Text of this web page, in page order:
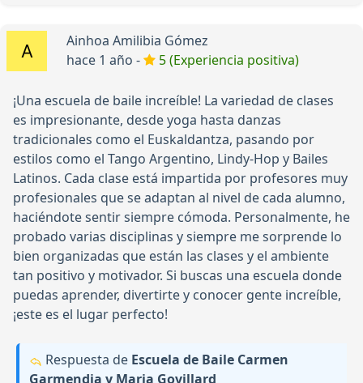
Ainhoa Amilibia Gómez
hace 1 año -
5 (Experiencia positiva)
¡Una escuela de baile increíble! La variedad de clases
es impresionante, desde yoga hasta danzas
tradicionales como el Euskaldantza, pasando por
estilos como el Tango Argentino, Lindy-Hop y Bailes
Latinos. Cada clase está impartida por profesores muy
profesionales que se adaptan al nivel de cada alumno,
haciéndote sentir siempre cómoda. Personalmente, he
probado varias disciplinas y siempre me sorprende lo
bien organizadas que están las clases y el ambiente
tan positivo y motivador. Si buscas una escuela donde
puedas aprender, divertirte y conocer gente increíble,
¡este es el lugar perfecto!
Respuesta de Escuela de Baile Carmen
Garmendia y Maria Govillard